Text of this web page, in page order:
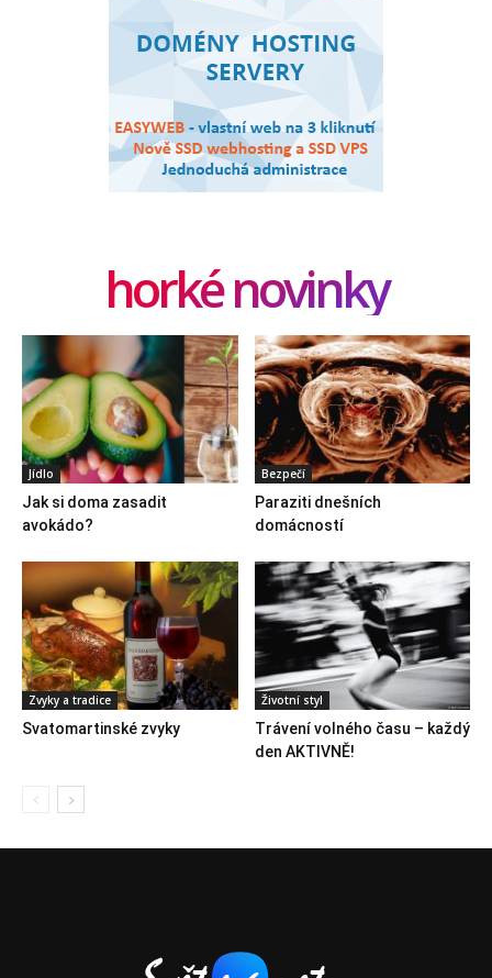
horké novinky
Jídlo
Jak si doma zasadit
avokádo?
Bezpečí
Paraziti dnešních
domácností
Zvyky a tradice
Svatomartinské zvyky
Životní styl
Trávení volného času – každý
den AKTIVNĚ!